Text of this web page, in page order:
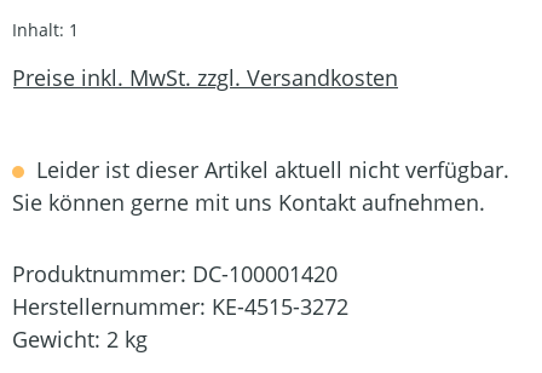
Inhalt: 1
Preise inkl. MwSt. zzgl. Versandkosten
Leider ist dieser Artikel aktuell nicht verfügbar.
Sie können gerne mit uns Kontakt aufnehmen.
Produktnummer: DC-100001420
Herstellernummer: KE-4515-3272
Gewicht: 2 kg